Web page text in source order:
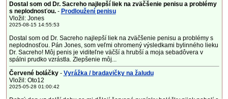
Dostal som od Dr. Sacreho najlepší liek na zväčšenie penisu a problémy
s neplodnosťou.- Prodloužení penisu
Vložil: Jones
2025-08-15 14:55:53
Dostal som od Dr. Sacreho najlepší liek na zväčšenie penisu a problémy s
neplodnosťou. Pán Jones, som veľmi ohromený výsledkami bylinného lieku
Dr. Sacreho! Môj penis je viditeľne väčší a hrubší a moja sebadôvera v
spálni prudko vzrástla. Zlepšenie môj...
Červené boláčky - Vyrážka / bradavičky na žaludu
Vložil: Oto12
2025-05-28 01:00:42